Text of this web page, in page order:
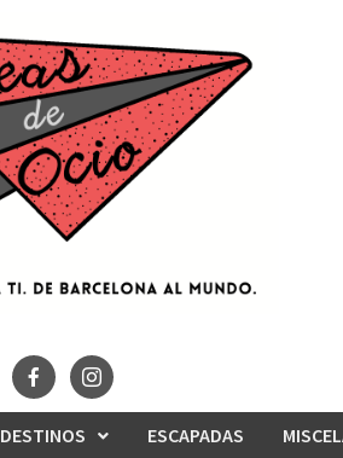
DESTINOS ESCAPADAS